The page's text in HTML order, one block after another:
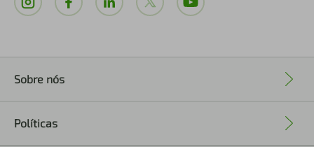
Sobre nós
Políticas